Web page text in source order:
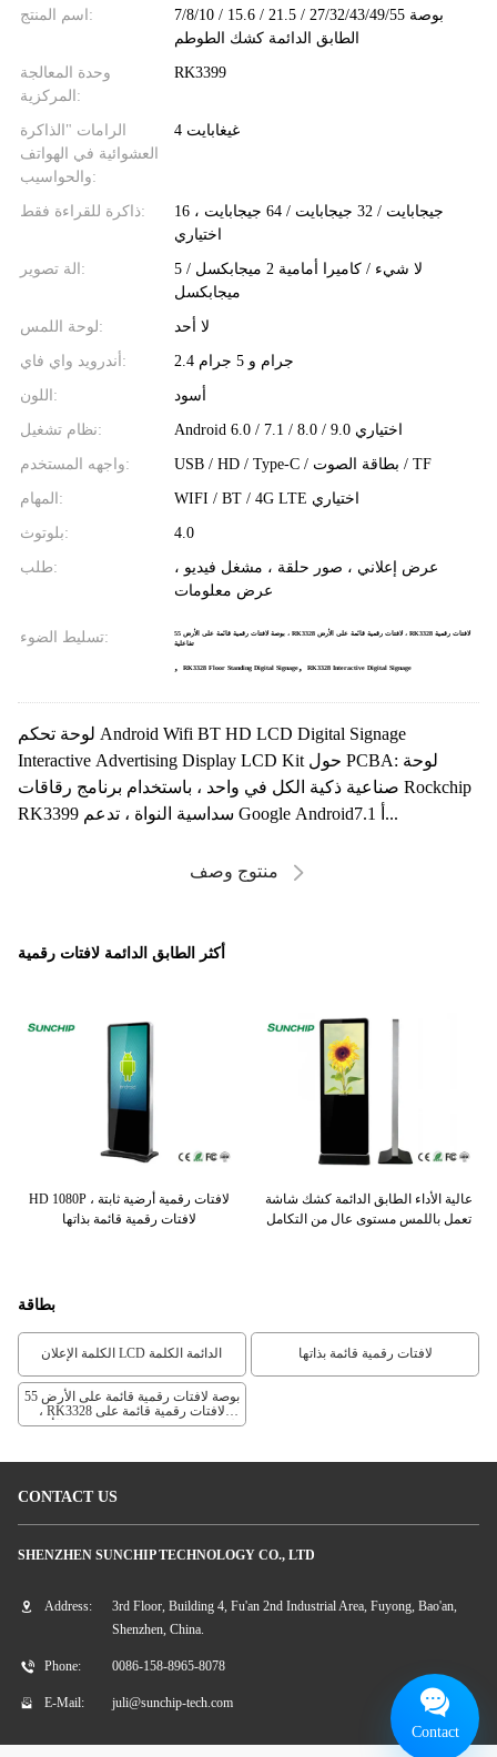
اسم المنتج:
7/8/10 / 15.6 / 21.5 / 27/32/43/49/55 بوصة
الطابق الدائمة كشك الطوطم
وحدة المعالجة
المركزية:
RK3399
الرامات "الذاكرة
العشوائية في الهواتف
والحواسيب:
4 غيغابايت
ذاكرة للقراءة فقط:
16 جيجابايت / 32 جيجابايت / 64 جيجابايت ،
اختياري
الة تصوير:
لا شيء / كاميرا أمامية 2 ميجابكسل / 5
ميجابكسل
لوحة اللمس: لا أحد
أندرويد واي فاي: 2.4 جرام و 5 جرام
اللون: أسود
نظام تشغيل: Android 6.0 / 7.1 / 8.0 / 9.0 اختياري
واجهه المستخدم: USB / HD / Type-C / بطاقة الصوت / TF
المهام: WIFI / BT / 4G LTE اختياري
بلوتوث: 4.0
طلب:
عرض إعلاني ، صور حلقة ، مشغل فيديو ،
عرض معلومات
تسليط الضوء:
55 بوصة لافتات رقمية قائمة على الأرض ، RK3328 لافتات رقمية قائمة على الأرض ، RK3328 لافتات رقمية
تفاعلية
, RK3328 Floor Standing Digital Signage, RK3328 Interactive Digital Signage
لوحة تحكم Android Wifi BT HD LCD Digital Signage
Interactive Advertising Display LCD Kit حول PCBA: لوحة
صناعية ذكية الكل في واحد ، باستخدام برنامج رقاقات Rockchip
RK3399 سداسية النواة ، تدعم Google Android7.1 أ...
منتوج وصف
أكثر الطابق الدائمة لافتات رقمية
HD 1080P لافتات رقمية أرضية ثابتة ،
لافتات رقمية قائمة بذاتها
عالية الأداء الطابق الدائمة كشك شاشة
تعمل باللمس مستوى عال من التكامل
بطاقة
الكلمة الإعلان LCD الدائمة الكلمة لافتات رقمية قائمة بذاتها
55 بوصة لافتات رقمية قائمة على الأرض
، RK3328 لافتات رقمية قائمة على
الأرض ، RK3328 لافتات رقمية تفاعلية
CONTACT US
SHENZHEN SUNCHIP TECHNOLOGY CO., LTD
Address:
3rd Floor, Building 4, Fu'an 2nd Industrial Area, Fuyong, Bao'an,
Shenzhen, China.
Phone: 0086-158-8965-8078
E-Mail: juli@sunchip-tech.com
Contact